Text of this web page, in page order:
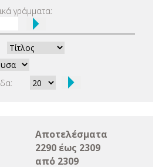
γράμματα:
Αποτελέσματα
2290 έως 2309
από 2309